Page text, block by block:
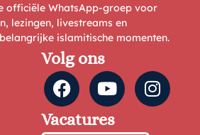
officiële WhatsApp-groep voor
lezingen, livestreams en
islamitische momenten.
Volg ons
Vacatures